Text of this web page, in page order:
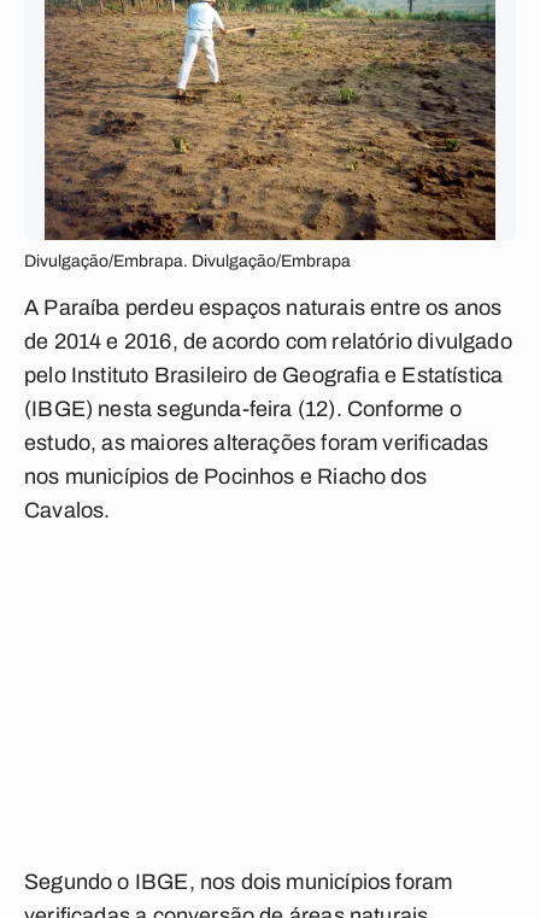
Divulgação/Embrapa. Divulgação/Embrapa
A Paraíba perdeu espaços naturais entre os anos
de 2014 e 2016, de acordo com relatório divulgado
pelo Instituto Brasileiro de Geografia e Estatística
(IBGE) nesta segunda-feira (12). Conforme o
estudo, as maiores alterações foram verificadas
nos municípios de Pocinhos e Riacho dos
Cavalos.
Segundo o IBGE, nos dois municípios foram